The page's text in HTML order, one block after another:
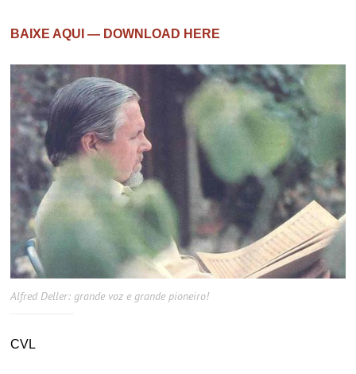
BAIXE AQUI — DOWNLOAD HERE
Alfred Deller: grande voz e grande pioneiro!
CVL